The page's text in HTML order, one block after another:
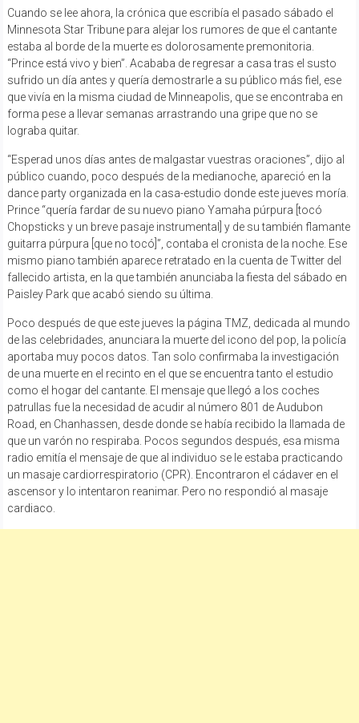
Cuando se lee ahora, la crónica que escribía el pasado sábado el
Minnesota Star Tribune para alejar los rumores de que el cantante
estaba al borde de la muerte es dolorosamente premonitoria.
“Prince está vivo y bien”. Acababa de regresar a casa tras el susto
sufrido un día antes y quería demostrarle a su público más fiel, ese
que vivía en la misma ciudad de Minneapolis, que se encontraba en
forma pese a llevar semanas arrastrando una gripe que no se
lograba quitar.
“Esperad unos días antes de malgastar vuestras oraciones”, dijo al
público cuando, poco después de la medianoche, apareció en la
dance party organizada en la casa-estudio donde este jueves moría.
Prince “quería fardar de su nuevo piano Yamaha púrpura [tocó
Chopsticks y un breve pasaje instrumental] y de su también flamante
guitarra púrpura [que no tocó]”, contaba el cronista de la noche. Ese
mismo piano también aparece retratado en la cuenta de Twitter del
fallecido artista, en la que también anunciaba la fiesta del sábado en
Paisley Park que acabó siendo su última.
Poco después de que este jueves la página TMZ, dedicada al mundo
de las celebridades, anunciara la muerte del icono del pop, la policía
aportaba muy pocos datos. Tan solo confirmaba la investigación
de una muerte en el recinto en el que se encuentra tanto el estudio
como el hogar del cantante. El mensaje que llegó a los coches
patrullas fue la necesidad de acudir al número 801 de Audubon
Road, en Chanhassen, desde donde se había recibido la llamada de
que un varón no respiraba. Pocos segundos después, esa misma
radio emitía el mensaje de que al individuo se le estaba practicando
un masaje cardiorrespiratorio (CPR). Encontraron el cádaver en el
ascensor y lo intentaron reanimar. Pero no respondió al masaje
cardiaco.